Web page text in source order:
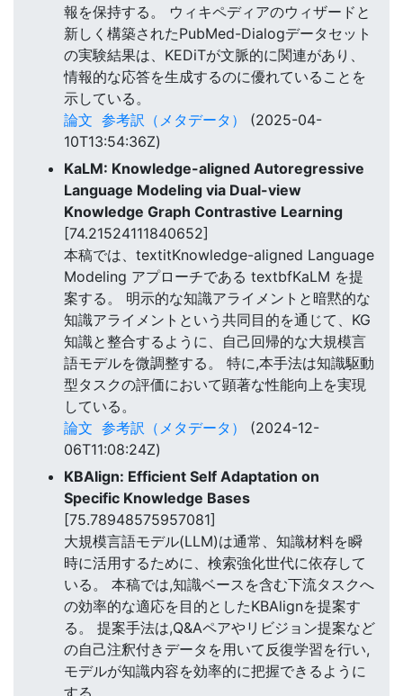
報を保持する。 ウィキペディアのウィザードと
新しく構築されたPubMed-Dialogデータセット
の実験結果は、KEDiTが文脈的に関連があり、
情報的な応答を生成するのに優れていることを
示している。
論文 参考訳（メタデータ）
(2025-04-
10T13:54:36Z)
KaLM: Knowledge-aligned Autoregressive
Language Modeling via Dual-view
Knowledge Graph Contrastive Learning
[74.21524111840652]
本稿では、textitKnowledge-aligned Language
Modeling アプローチである textbfKaLM を提
案する。 明示的な知識アライメントと暗黙的な
知識アライメントという共同目的を通じて、KG
知識と整合するように、自己回帰的な大規模言
語モデルを微調整する。 特に,本手法は知識駆動
型タスクの評価において顕著な性能向上を実現
している。
論文 参考訳（メタデータ）
(2024-12-
06T11:08:24Z)
KBAlign: Efficient Self Adaptation on
Specific Knowledge Bases
[75.78948575957081]
大規模言語モデル(LLM)は通常、知識材料を瞬
時に活用するために、検索強化世代に依存して
いる。 本稿では,知識ベースを含む下流タスクへ
の効率的な適応を目的としたKBAlignを提案す
る。 提案手法は,Q&Aペアやリビジョン提案など
の自己注釈付きデータを用いて反復学習を行い,
モデルが知識内容を効率的に把握できるように